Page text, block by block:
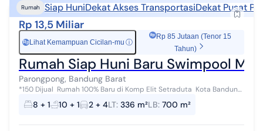
Rumah Siap HuniDekat Akses TransportasiDekat Pusat
Rp 13,5 Miliar
Rp Lihat Kemampuan Cicilan-mu ⓘ
Rp 85 Jutaan (Tenor 15
Tahun)
Rumah Siap Huni Baru Swimpool
Parongpong, Bandung Barat
*150 Dijual Rumah 100% Baru di Komp Elit Setraduta Kota Bandung
, Semi Furnished , Moderen Mewah. Lt : 336 m² Lb : 700m² Legalitas :
SHM &...
8 + 1 10 + 1 2 + 4LT: 336 m²LB: 700 m²